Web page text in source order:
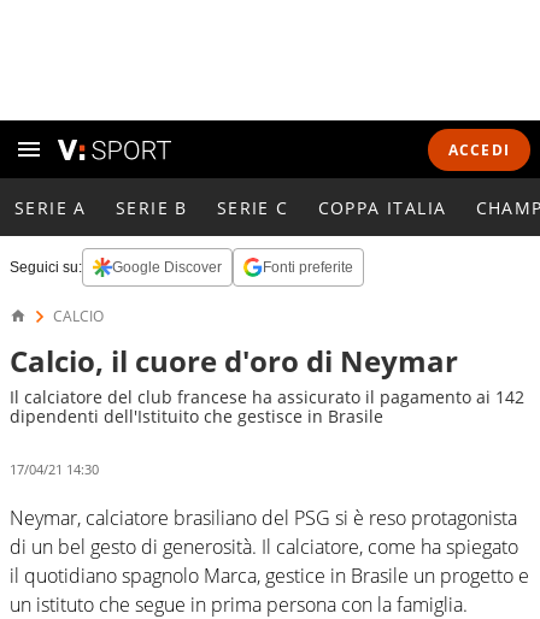
ACCEDI
SERIE A SERIE B SERIE C COPPA ITALIA
Seguici su: Google Discover Fonti preferite
CALCIO
Calcio, il cuore d'oro di Neymar
Il calciatore del club francese ha assicurato il pagamento ai 142
dipendenti dell'Istituito che gestisce in Brasile
17/04/21 14:30
Neymar, calciatore brasiliano del PSG si è reso protagonista
di un bel gesto di generosità. Il calciatore, come ha spiegato
il quotidiano spagnolo Marca, gestice in Brasile un progetto e
un istituto che segue in prima persona con la famiglia.